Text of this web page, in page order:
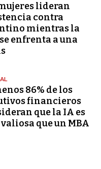
lideran
contra
mientras la
enfrenta a una
86% de los
financieros
que la IA es
que un MBA